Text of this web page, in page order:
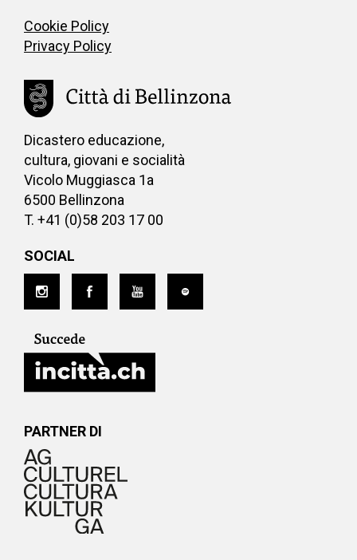
Cookie Policy
Privacy Policy
Dicastero educazione,
cultura, giovani e socialità
Vicolo Muggiasca 1a
6500 Bellinzona
T. +41 (0)58 203 17 00
SOCIAL
PARTNER DI